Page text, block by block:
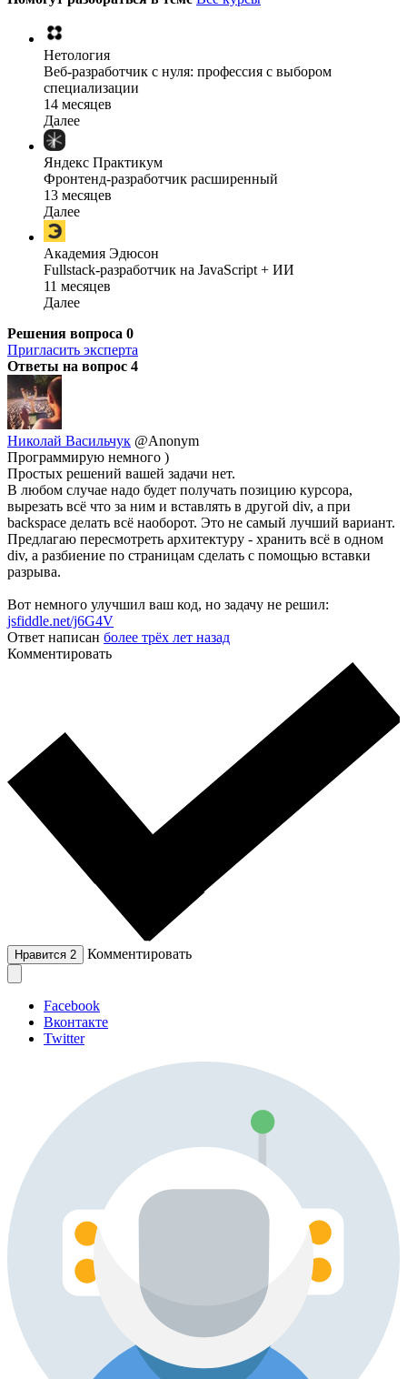
Нетология
Веб-разработчик с нуля: профессия с выбором
специализации
14 месяцев
Далее
Яндекс Практикум
Фронтенд-разработчик расширенный
13 месяцев
Далее
Академия Эдюсон
Fullstack-разработчик на JavaScript + ИИ
11 месяцев
Далее
Решения вопроса 0
Пригласить эксперта
Ответы на вопрос 4
Николай Васильчук @Anonym
Программирую немного )
Простых решений вашей задачи нет.
В любом случае надо будет получать позицию курсора,
вырезать всё что за ним и вставлять в другой div, а при
backspace делать всё наоборот. Это не самый лучший вариант.
Предлагаю пересмотреть архитектуру - хранить всё в одном
div, а разбиение по страницам сделать с помощью вставки
разрыва.
Вот немного улучшил ваш код, но задачу не решил:
jsfiddle.net/j6G4V
Ответ написан более трёх лет назад
Комментировать
Нравится 2 Комментировать
Facebook
Вконтакте
Twitter